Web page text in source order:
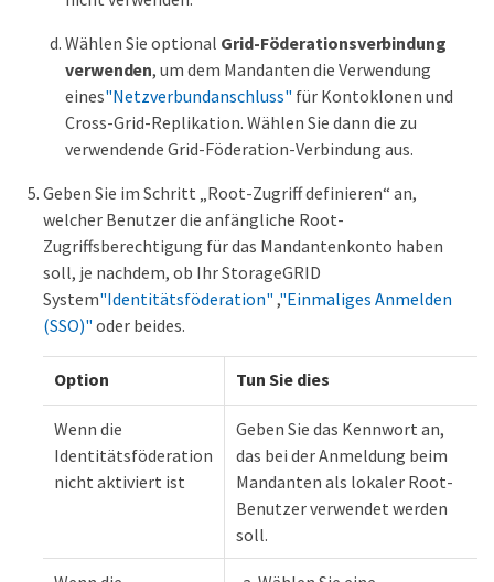
Wählen Sie optional Grid-Föderationsverbindung
verwenden, um dem Mandanten die Verwendung
eines"Netzverbundanschluss" für Kontoklonen und
Cross-Grid-Replikation. Wählen Sie dann die zu
verwendende Grid-Föderation-Verbindung aus.
Geben Sie im Schritt „Root-Zugriff definieren“ an,
welcher Benutzer die anfängliche Root-
Zugriffsberechtigung für das Mandantenkonto haben
soll, je nachdem, ob Ihr StorageGRID
System"Identitätsföderation" ,"Einmaliges Anmelden
(SSO)" oder beides.
Option Tun Sie dies
Wenn die
Identitätsföderation
nicht aktiviert ist
Geben Sie das Kennwort an,
das bei der Anmeldung beim
Mandanten als lokaler Root-
Benutzer verwendet werden
soll.